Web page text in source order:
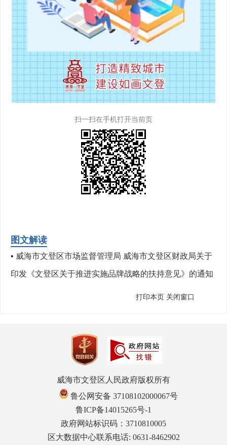
扫一扫在手机打开当前页
图文解读
• 威海市文登区市场监督管理局 威海市文登区财政局关于
印发《文登区关于推进实施品牌战略的扶持意见》的通知
打印本页 关闭窗口
威海市文登区人民政府版权所有
鲁公网安备 37108102000067号
鲁ICP备14015265号-1
政府网站标识码：3710810005
区大数据中心联系电话: 0631-8462902